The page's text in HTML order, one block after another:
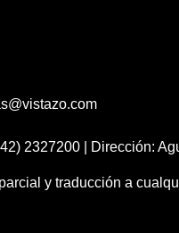
2327200 | Dirección:
y traducción a